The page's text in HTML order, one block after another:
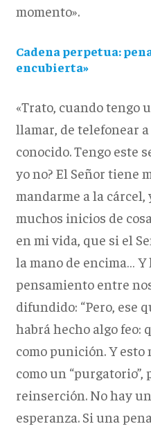
momento».
Cadena perpetua:
encubierta»
«Trato, cuando tengo
llamar, de telefonear
conocido. Tengo este
yo no? El Señor tiene
mandarme a la cárcel,
muchos inicios de
en mi vida, que si el
la mano de encima… Y
pensamiento entre
difundido: “Pero, ese
habrá hecho algo feo:
como punición. Y esto
como un “purgatorio”,
reinserción. No hay
esperanza. Si una